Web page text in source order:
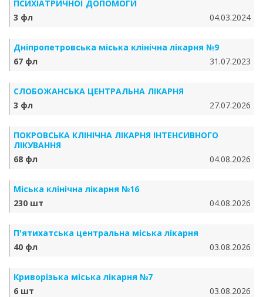
ПСИХІАТРИЧНОЇ ДОПОМОГИ
3 фл
04.03.2024
Дніпропетровська міська клінічна лікарня №9
67 фл
31.07.2023
СЛОБОЖАНСЬКА ЦЕНТРАЛЬНА ЛІКАРНЯ
3 фл
27.07.2026
ПОКРОВСЬКА КЛІНІЧНА ЛІКАРНЯ ІНТЕНСИВНОГО
ЛІКУВАННЯ
68 фл
04.08.2026
Міська клінічна лікарня №16
230 шт
04.08.2026
П'ятихатська центральна міська лікарня
40 фл
03.08.2026
Криворізька міська лікарня №7
6 шт
03.08.2026